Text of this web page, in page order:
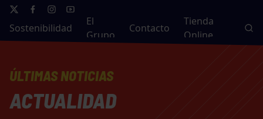
Sostenibilidad
El
Grupo
Contacto
Tienda
Online
ÚLTIMAS NOTICIAS
ACTUALIDAD